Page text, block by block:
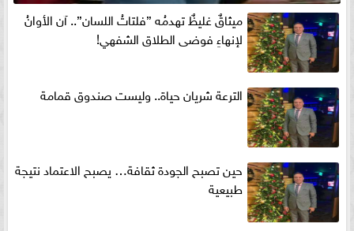
ميثاقٌ غليظٌ تهدمُه ”فلتاتُ اللسان”.. آن الأوانُ
لإنهاءِ فوضى الطلاق الشفهي!
الترعة شريان حياة.. وليست صندوق قمامة
حين تصبح الجودة ثقافة… يصبح الاعتماد نتيجة
طبيعية